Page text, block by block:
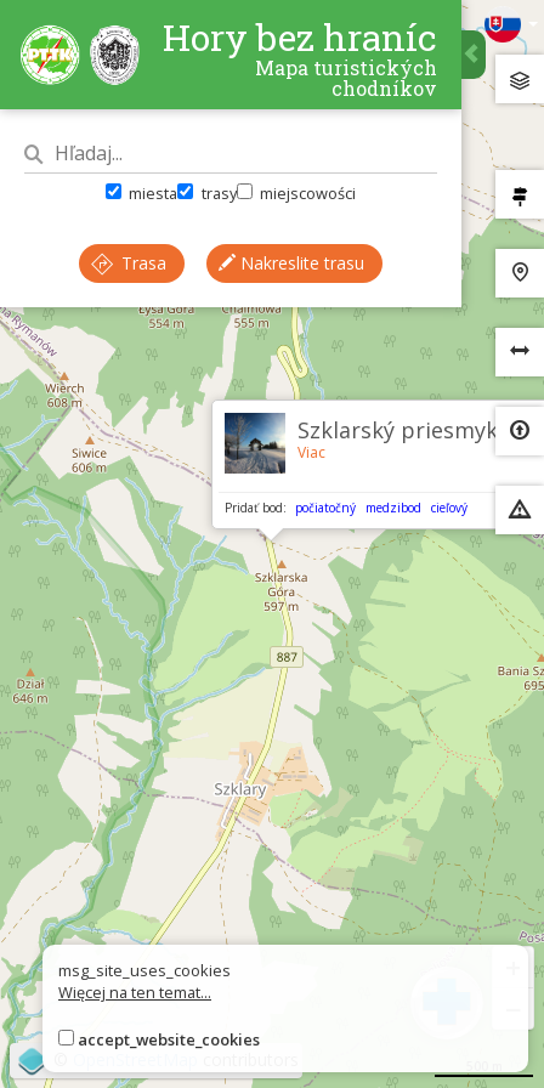
Szklarský priesmyk
Viac
Pridať bod: počiatočný medzibod cieľový
Hory bez hraníc
Mapa turistických
chodníkov
miesta trasy miejscowości
Trasa Nakreslite trasu
msg_site_uses_cookies
Więcej na ten temat...
accept_website_cookies